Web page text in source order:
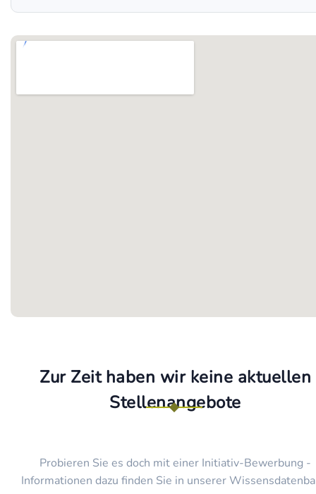
Zur Zeit haben wir keine aktuellen
Stellenangebote
Probieren Sie es doch mit einer Initiativ-Bewerbung -
Informationen dazu finden Sie in unserer